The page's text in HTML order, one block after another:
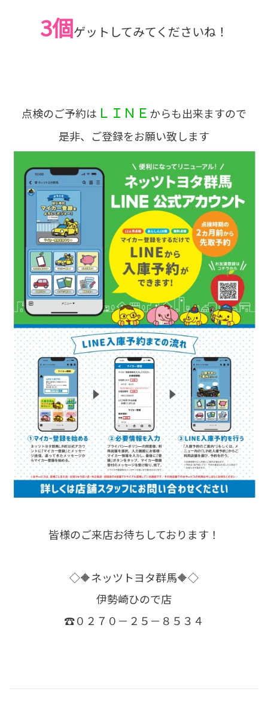
3個ゲットしてみてくださいね！
点検のご予約は ＬＩＮＥ からも出来ますので
是非、ご登録をお願い致します
皆様のご来店お待ちしております！
◇🔶ネッツトヨタ群馬🔶◇
伊勢崎ひので店
☎０２７０－２５－８５３４